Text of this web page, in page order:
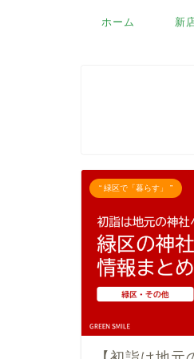
ホーム 新
“ 緑区で「暮らす」 ”